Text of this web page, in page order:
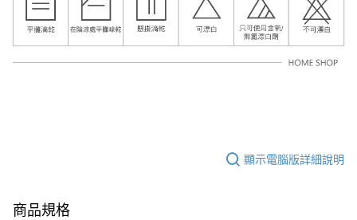
顯示電腦版詳細說明
商品規格